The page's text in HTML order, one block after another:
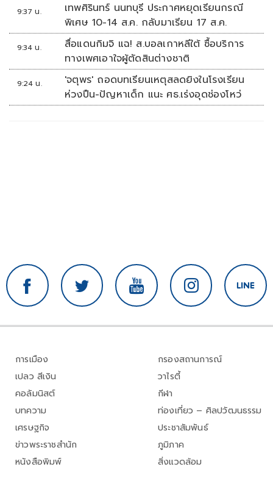
9:37 น.
เทพศิรินทร์ นนทบุรี ประกาศหยุดเรียนกรณี
พิเศษ 10-14 ส.ค. กลับมาเรียน 17 ส.ค.
9:34 น.
สื่อแดนกิมจิ แฉ! ส.บอลเกาหลีใต้ ซื้อบริการ
ทางเพศเอาใจผู้ตัดสินต่างชาติ
9:24 น.
'จตุพร' ถอดบทเรียนเหตุสลดยิงในโรงเรียน
ห่วงปืน-ปัญหาเด็ก แนะ ศธ.เร่งอุดช่องโหว่
การเมือง
เปลว สีเงิน
คอลัมนิสต์
บทความ
เศรษฐกิจ
ข่าวพระราชสำนัก
หนังสือพิมพ์
กรองสถานการณ์
วาไรตี้
กีฬา
ท่องเที่ยว – ศิลปวัฒนธรรม
ประชาสัมพันธ์
ภูมิภาค
สิ่งแวดล้อม